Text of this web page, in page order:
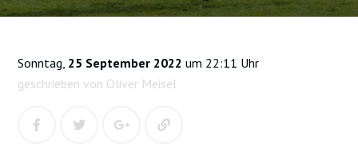
Sonntag, 25 September 2022 um 22:11 Uhr
geschrieben von Oliver Meisel